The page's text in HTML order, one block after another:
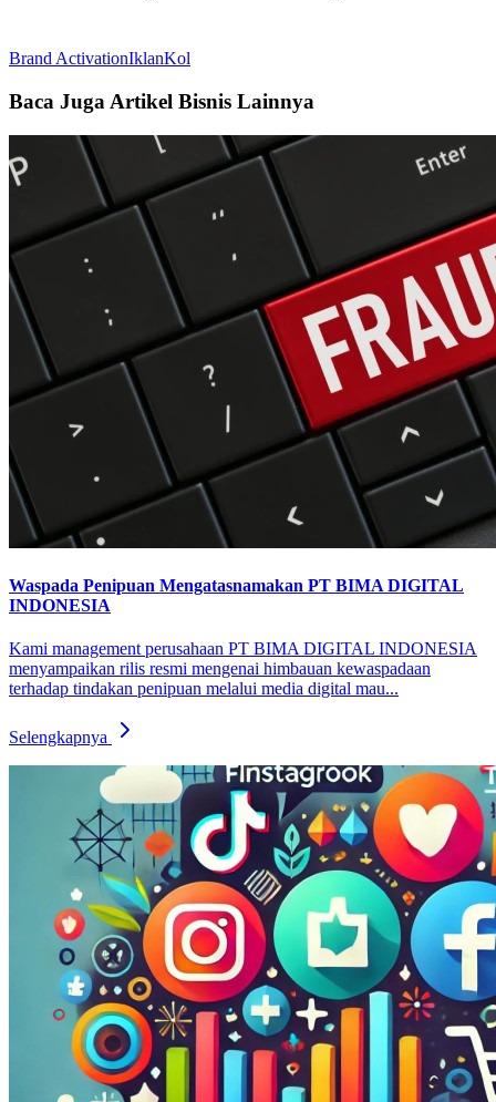
Brand ActivationIklanKol
Baca Juga Artikel Bisnis Lainnya
Waspada Penipuan Mengatasnamakan PT BIMA DIGITAL
INDONESIA
Kami management perusahaan PT BIMA DIGITAL INDONESIA
menyampaikan rilis resmi mengenai himbauan kewaspadaan
terhadap tindakan penipuan melalui media digital mau...
Selengkapnya